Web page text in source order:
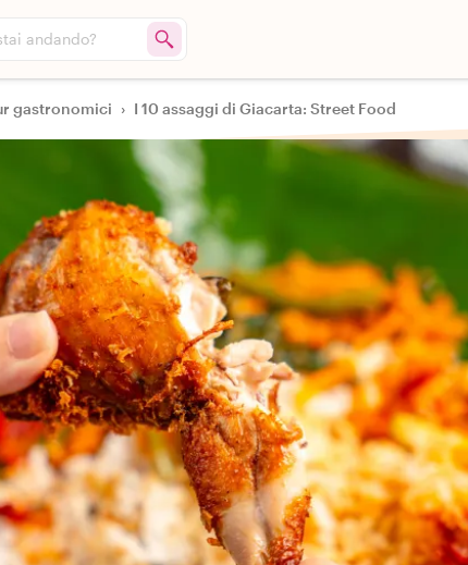
andando?
gastronomici › I 10 assaggi di Giacarta: Street Food